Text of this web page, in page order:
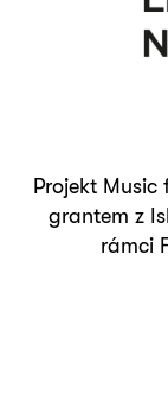
Projekt
grantem z
rámci